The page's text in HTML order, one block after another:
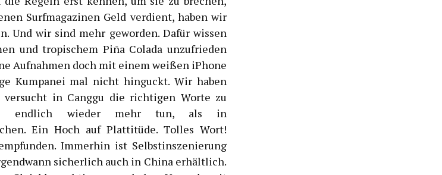
Surfmagazinen Geld verdient, haben wir
Und wir sind mehr geworden. Dafür wissen
und tropischem Piña Colada unzufrieden
Aufnahmen doch mit einem weißen iPhone
Kumpanei mal nicht hinguckt. Wir haben
versucht in Canggu die richtigen Worte zu
endlich wieder mehr tun, als in
Ein Hoch auf Plattitüde. Tolles Wort!
Immerhin ist Selbstinszenierung
sicherlich auch in China erhältlich.